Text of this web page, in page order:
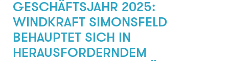
GESCHÄFTSJAHR 2025:
WINDKRAFT SIMONSFELD
BEHAUPTET SICH IN
HERAUSFORDERNDEM